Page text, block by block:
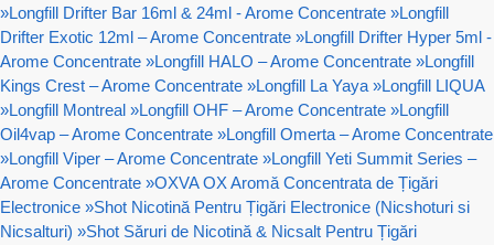
»Longfill Drifter Bar 16ml & 24ml - Arome Concentrate »Longfill
Drifter Exotic 12ml – Arome Concentrate »Longfill Drifter Hyper 5ml -
Arome Concentrate »Longfill HALO – Arome Concentrate »Longfill
Kings Crest – Arome Concentrate »Longfill La Yaya »Longfill LIQUA
»Longfill Montreal »Longfill OHF – Arome Concentrate »Longfill
Oil4vap – Arome Concentrate »Longfill Omerta – Arome Concentrate
»Longfill Viper – Arome Concentrate »Longfill Yeti Summit Series –
Arome Concentrate »OXVA OX Aromă Concentrata de Țigări
Electronice »Shot Nicotină Pentru Țigări Electronice (Nicshoturi si
Nicsalturi) »Shot Săruri de Nicotină & Nicsalt Pentru Țigări